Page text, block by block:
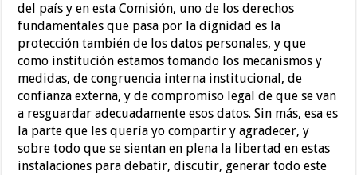
del país y en esta Comisión, uno de los derechos
fundamentales que pasa por la dignidad es la
protección también de los datos personales, y que
como institución estamos tomando los mecanismos y
medidas, de congruencia interna institucional, de
confianza externa, y de compromiso legal de que se van
a resguardar adecuadamente esos datos. Sin más, esa es
la parte que les quería yo compartir y agradecer, y
sobre todo que se sientan en plena la libertad en estas
instalaciones para debatir, discutir, generar todo este